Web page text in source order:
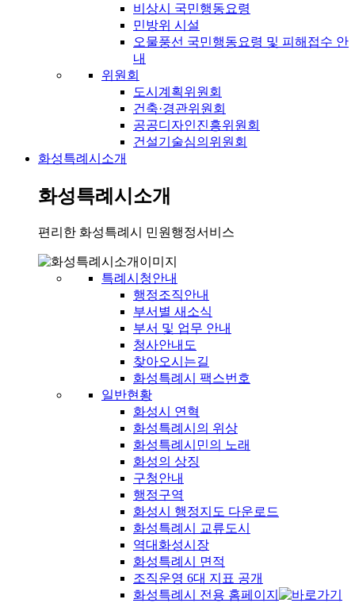
비상시 국민행동요령
민방위 시설
오물풍선 국민행동요령 및 피해접수 안
내
위원회
도시계획위원회
건축·경관위원회
공공디자인진흥위원회
건설기술심의위원회
화성특례시소개
화성특례시소개
편리한 화성특례시 민원행정서비스
특례시청안내
행정조직안내
부서별 새소식
부서 및 업무 안내
청사안내도
찾아오시는길
화성특례시 팩스번호
일반현황
화성시 연혁
화성특례시의 위상
화성특례시민의 노래
화성의 상징
구청안내
행정구역
화성시 행정지도 다운로드
화성특례시 교류도시
역대화성시장
화성특례시 면적
조직운영 6대 지표 공개
화성특례시 전용 홈페이지